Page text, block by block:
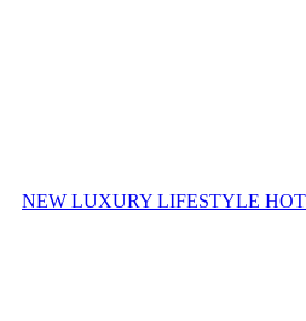
NEW LUXURY LIFESTYLE